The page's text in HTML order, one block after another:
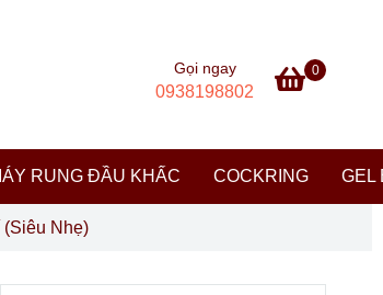
Gọi ngay
0938198802
0
RUNG ĐẦU KHẤC COCKRING GEL
Nhẹ)